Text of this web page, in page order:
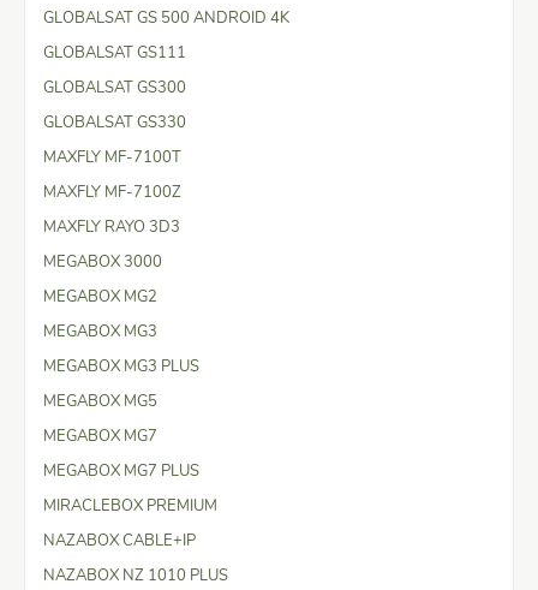
GLOBALSAT GS 500 ANDROID 4K
GLOBALSAT GS111
GLOBALSAT GS300
GLOBALSAT GS330
MAXFLY MF-7100T
MAXFLY MF-7100Z
MAXFLY RAYO 3D3
MEGABOX 3000
MEGABOX MG2
MEGABOX MG3
MEGABOX MG3 PLUS
MEGABOX MG5
MEGABOX MG7
MEGABOX MG7 PLUS
MIRACLEBOX PREMIUM
NAZABOX CABLE+IP
NAZABOX NZ 1010 PLUS